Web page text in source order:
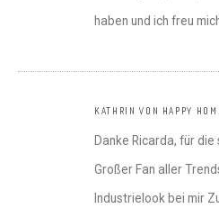
haben und ich freu
KATHRIN VON HAPPY
Danke Ricarda, für die
Großer Fan aller
Industrielook bei mir